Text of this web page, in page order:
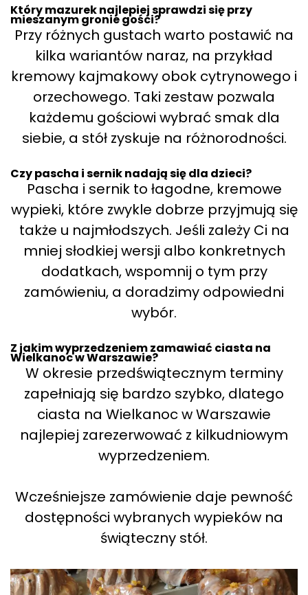
Który mazurek najlepiej sprawdzi się przy
mieszanym gronie gości?
Przy różnych gustach warto postawić na
kilka wariantów naraz, na przykład
kremowy kajmakowy obok cytrynowego i
orzechowego. Taki zestaw pozwala
każdemu gościowi wybrać smak dla
siebie, a stół zyskuje na różnorodności.
Czy pascha i sernik nadają się dla dzieci?
Pascha i sernik to łagodne, kremowe
wypieki, które zwykle dobrze przyjmują się
także u najmłodszych. Jeśli zależy Ci na
mniej słodkiej wersji albo konkretnych
dodatkach, wspomnij o tym przy
zamówieniu, a doradzimy odpowiedni
wybór.
Z jakim wyprzedzeniem zamawiać ciasta na
Wielkanoc w Warszawie?
W okresie przedświątecznym terminy
zapełniają się bardzo szybko, dlatego
ciasta na Wielkanoc w Warszawie
najlepiej zarezerwować z kilkudniowym
wyprzedzeniem.
Wcześniejsze zamówienie daje pewność
dostępności wybranych wypieków na
świąteczny stół.